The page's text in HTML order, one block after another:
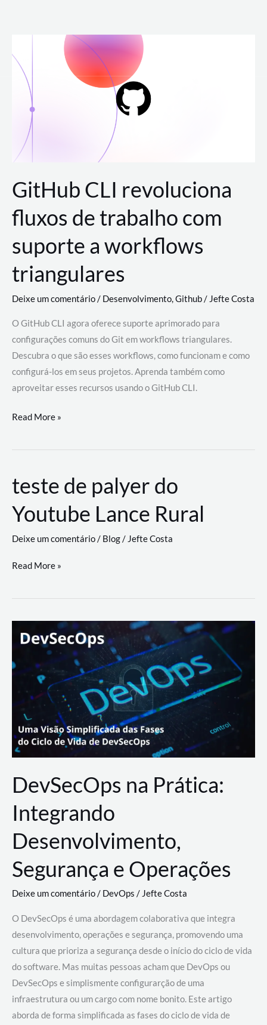
para
conteúdo
GitHub CLI revoluciona
fluxos de trabalho com
suporte a workflows
triangulares
Deixe um comentário/ Desenvolvimento,Github/ Jefte Costa
O GitHub CLI agora oferece suporte aprimorado para
configurações comuns do Git em workflows triangulares.
Descubra o que são esses workflows, como funcionam e como
configurá-los em seus projetos. Aprenda também como
aproveitar esses recursos usando o GitHub CLI.
GitHub
revoluciona
de
trabalho
com
a
workflows
Read More »
teste de palyer do
Youtube Lance Rural
Deixe um comentário/ Blog/ Jefte Costa
teste
palyer
Lance
Rural
Read More »
DevSecOps na Prática:
Integrando
Desenvolvimento,
Segurança e Operações
Deixe um comentário/ DevOps /Jefte Costa
O DevSecOps é uma abordagem colaborativa que integra
desenvolvimento, operações e segurança, promovendo uma
cultura que prioriza a segurança desde o início do ciclo de vida
do software. Mas muitas pessoas acham que DevOps ou
DevSecOps e simplismente configurarção de uma
infraestrutura ou um cargo com nome bonito. Este artigo
aborda de forma simplificada as fases do ciclo de vida de